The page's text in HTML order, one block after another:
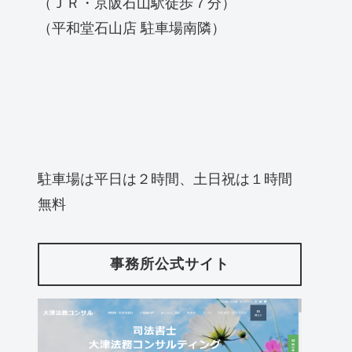
（ＪＲ・京阪石山駅徒歩７分）
（平和堂石山店 駐車場南隣）
駐車場は平日は２時間、土日祝は１時間
無料
事務所公式サイト